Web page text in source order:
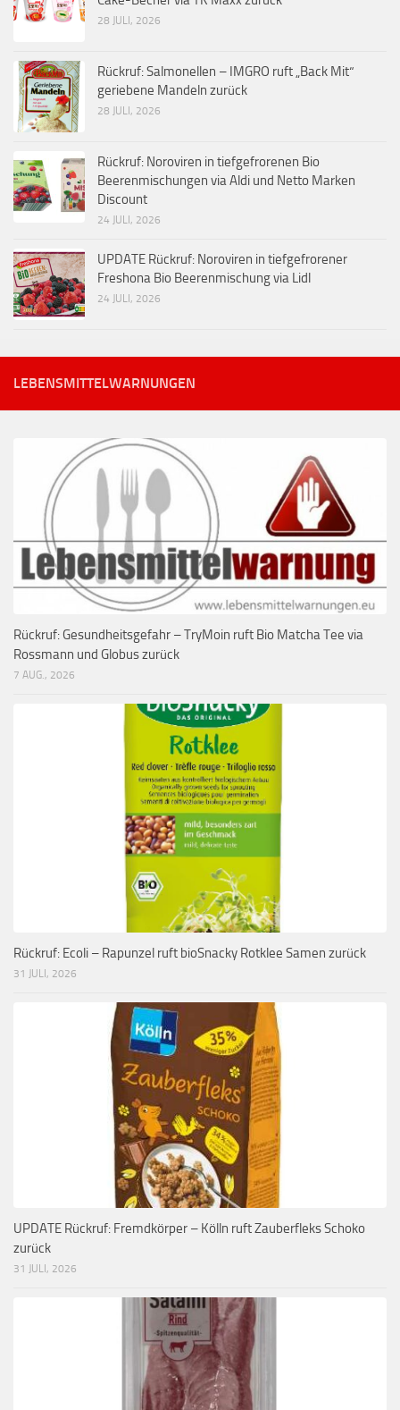
28 JULI, 2026
Rückruf: Salmonellen – IMGRO ruft „Back Mit“
geriebene Mandeln zurück
28 JULI, 2026
Rückruf: Noroviren in tiefgefrorenen Bio
Beerenmischungen via Aldi und Netto Marken
Discount
24 JULI, 2026
UPDATE Rückruf: Noroviren in tiefgefrorener
Freshona Bio Beerenmischung via Lidl
24 JULI, 2026
LEBENSMITTELWARNUNGEN
Rückruf: Gesundheitsgefahr – TryMoin ruft Bio Matcha Tee via
Rossmann und Globus zurück
7 AUG., 2026
Rückruf: Ecoli – Rapunzel ruft bioSnacky Rotklee Samen zurück
31 JULI, 2026
UPDATE Rückruf: Fremdkörper – Kölln ruft Zauberfleks Schoko
zurück
31 JULI, 2026